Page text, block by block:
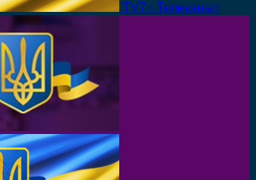
TV7+ Телеканал